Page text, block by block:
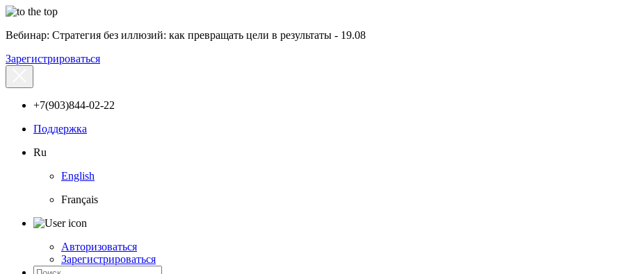
Вебинар: Стратегия без иллюзий: как превращать цели в результаты - 19.08
Зарегистрироваться
+7(903)844-02-22
Поддержка
Ru
English
Français
Авторизоваться
Зарегистрироваться